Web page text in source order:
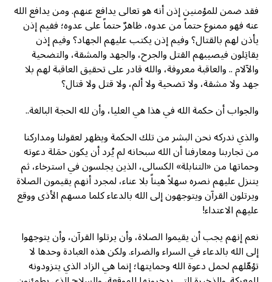
فقد ضمن للمؤمنين إذن أنه هو تعالى يدافع عنهم. ومن يدافع الله
عنه فهو ممنوع حتماً من عدوه، ظاهرٌ حتماً على عدوه؛ ففيم إذن
يأذن لهم بالقتال؟ وفيم إذن يكتب عليهم الجهاد؟ وفيم إذن
يقاتِلون فيصيبهم القتل والجرح، والجهد والمشقة، والتضحية
والآلام .. والعاقبة معروفة، والله قادر على تحقيق العاقبة لهم بلا
جهد ولا مشقة، ولا تضحية ولا ألم، ولا قتل ولا قتال؟
والجواب أن حكمة الله في هذا هي العليا، وأن لله الحجة البالغة..
والذي ندركه نحن البشر من تلك الحكمة ويظهر لعقولنا ومداركنا
من تجاربنا ومعارفنا أن الله سبحانه لم يُرد أن يكون حمَلة دعوته
وحماتها من «التنابلة» الكسالى، الذين يجلسون في استرخاء، ثم
يتنزل عليهم نصره سهلاً هيناً بلا عناء، لمجرد أنهم يقيمون الصلاة
ويرتلون القرآن ويتوجهون إلى الله بالدعاء كلما مسهم الأذى ووقع
عليهم الاعتداء!
نعم إنهم يجب أن يقيموا الصلاة، وأن يرتلوا القرآن، وأن يتوجهوا
إلى الله بالدعاء في السراء والضراء. ولكن هذه العبادة وحدها لا
تؤهّلهم لحمل دعوة الله وحمايتها؛ إنما هي الزاد الذي يتزودونه